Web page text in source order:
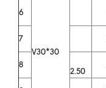
V30*30
6
7
8
2.50